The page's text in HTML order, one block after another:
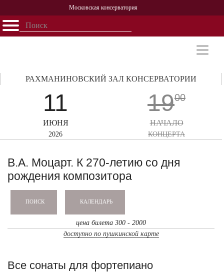
Московская консерватория
Открыть - закрыть
Персоналии
История
11
ИЮНЯ
2026
РАХМАНИНОВСКИЙ ЗАЛ КОНСЕРВАТОРИИ
1900
НАЧАЛО
КОНЦЕРТА
В.А. Моцарт. К 270-летию со дня
рождения композитора
ПОИСК КАЛЕНДАРЬ
цена билета 300 - 2000
доступно по пушкинской карте
Все сонаты для фортепиано